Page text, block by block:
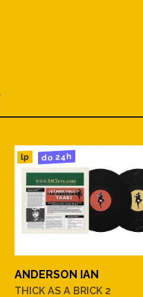
lp do 24h
ANDERSON IAN
THICK AS A BRICK 2